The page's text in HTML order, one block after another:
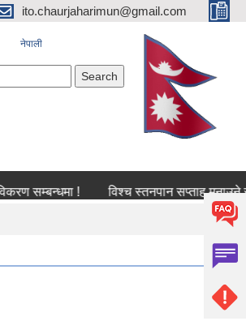
ito.chaurjaharimun@gmail.com
नेपाली
! विश्च स्तनपान सप्ताह मनाउने सम्बन्धी